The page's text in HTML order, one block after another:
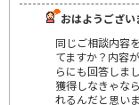
おはようござい
同じご相談内容
てますか？内容
らにも回答しま
獲得しなきゃな
れるんだと思い